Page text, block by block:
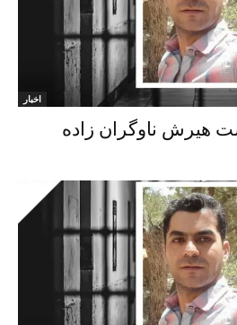
اخبار
هیرش ناوگران زادە